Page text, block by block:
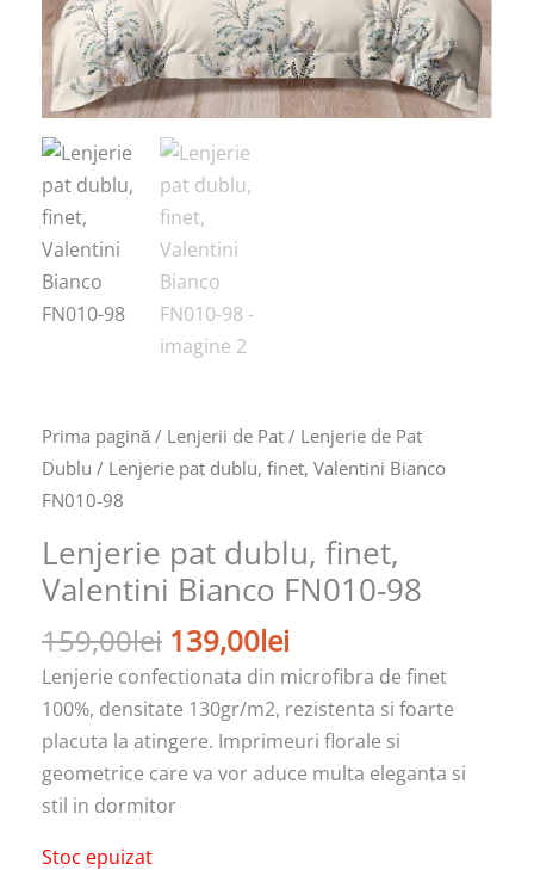
Prima pagină / Lenjerii de Pat / Lenjerie de Pat
Dublu / Lenjerie pat dublu, finet, Valentini Bianco
FN010-98
Lenjerie pat dublu, finet,
Valentini Bianco FN010-98
159,00lei 139,00lei
Lenjerie confectionata din microfibra de finet
100%, densitate 130gr/m2, rezistenta si foarte
placuta la atingere. Imprimeuri florale si
geometrice care va vor aduce multa eleganta si
stil in dormitor
Stoc epuizat